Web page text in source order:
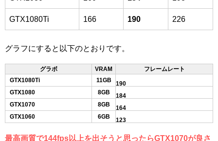
GTX1080Ti 166 190 226
グラフにすると以下のとおりです。
グラボ VRAM
フレームレート
GTX1080Ti
11GB
190
GTX1080
8GB
184
GTX1070
8GB
164
GTX1060
6GB 123
最高画質で144fps以上を出そうと思ったらGTX1070が良さ